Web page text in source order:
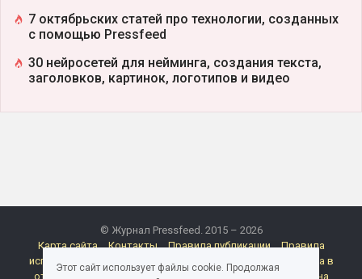
7 октябрьских статей про технологии, созданных
с помощью Pressfeed
30 нейросетей для нейминга, создания текста,
заголовков, картинок, логотипов и видео
© Журнал Pressfeed. 2015 – 2026
Карта сайта
Контакты Правила публикации
Правила
использования материалов Pressfeed.Журнала
Политика в
отношении обработки персональных данных
Согласие на
Этот сайт использует файлы cookie. Продолжая